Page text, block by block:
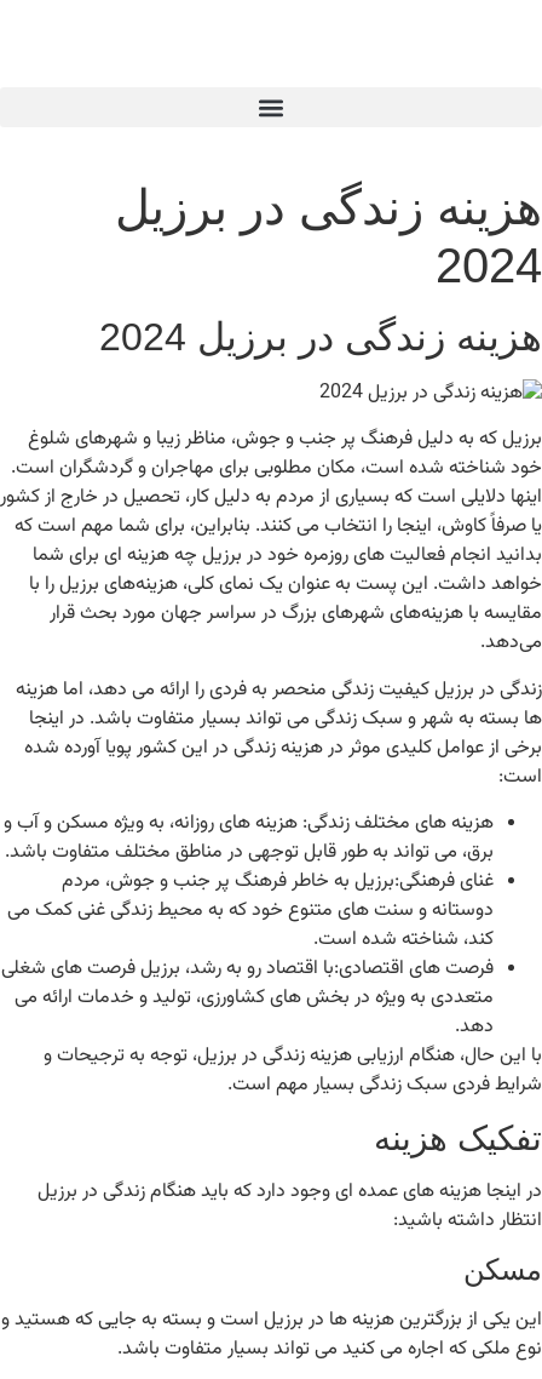
هزینه زندگی در برزیل
2024
هزینه زندگی در برزیل 2024
برزیل که به دلیل فرهنگ پر جنب و جوش، مناظر زیبا و شهرهای شلوغ
خود شناخته شده است، مکان مطلوبی برای مهاجران و گردشگران است.
اینها دلایلی است که بسیاری از مردم به دلیل کار، تحصیل در خارج از کشور
یا صرفاً کاوش، اینجا را انتخاب می کنند. بنابراین، برای شما مهم است که
بدانید انجام فعالیت های روزمره خود در برزیل چه هزینه ای برای شما
خواهد داشت. این پست به عنوان یک نمای کلی، هزینه‌های برزیل را با
مقایسه با هزینه‌های شهرهای بزرگ در سراسر جهان مورد بحث قرار
می‌دهد.
زندگی در برزیل کیفیت زندگی منحصر به فردی را ارائه می دهد، اما هزینه
ها بسته به شهر و سبک زندگی می تواند بسیار متفاوت باشد. در اینجا
برخی از عوامل کلیدی موثر در هزینه زندگی در این کشور پویا آورده شده
است:
هزینه های مختلف زندگی: هزینه های روزانه، به ویژه مسکن و آب و
برق، می تواند به طور قابل توجهی در مناطق مختلف متفاوت باشد.
غنای فرهنگی:برزیل به خاطر فرهنگ پر جنب و جوش، مردم
دوستانه و سنت های متنوع خود که به محیط زندگی غنی کمک می
کند، شناخته شده است.
فرصت های اقتصادی:با اقتصاد رو به رشد، برزیل فرصت های شغلی
متعددی به ویژه در بخش های کشاورزی، تولید و خدمات ارائه می
دهد.
با این حال، هنگام ارزیابی هزینه زندگی در برزیل، توجه به ترجیحات و
شرایط فردی سبک زندگی بسیار مهم است.
تفکیک هزینه
در اینجا هزینه های عمده ای وجود دارد که باید هنگام زندگی در برزیل
انتظار داشته باشید:
مسکن
این یکی از بزرگترین هزینه ها در برزیل است و بسته به جایی که هستید و
نوع ملکی که اجاره می کنید می تواند بسیار متفاوت باشد.